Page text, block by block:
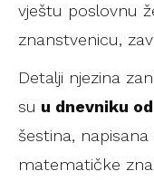
vještu poslovnu
znanstvenicu,
Detalji njezina
su u dnevniku
šestina,
matematičke